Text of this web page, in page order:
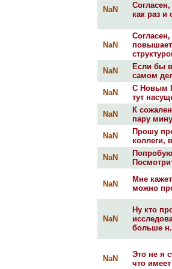
NaN
как раз
NaN
NaN
Если бы
самом
NaN
С Новым
тут
NaN
К
пару
NaN
Прошу
коллеги,
NaN
NaN
Мне
можно
NaN
Ну кто
больше
NaN
Это не я
что